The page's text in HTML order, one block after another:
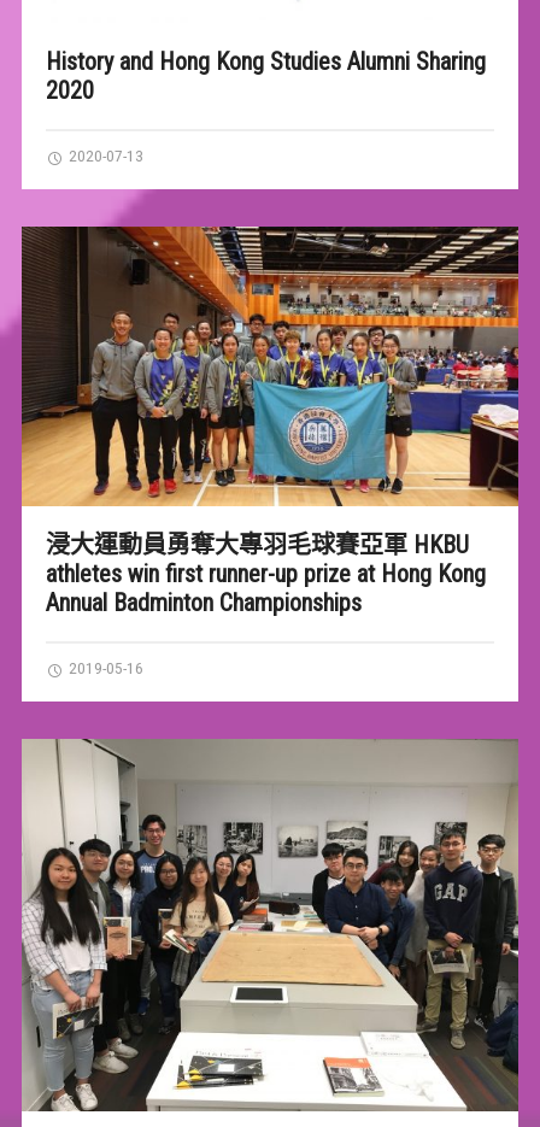
History and Hong Kong Studies Alumni Sharing
2020
2020-07-13
浸大運動員勇奪大專羽毛球賽亞軍 HKBU
athletes win first runner-up prize at Hong Kong
Annual Badminton Championships
2019-05-16